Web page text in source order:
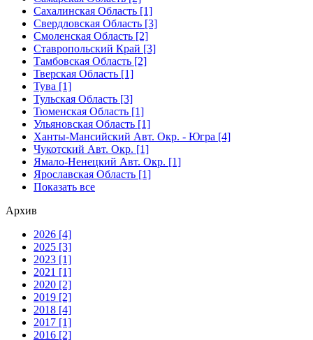
Сахалинская Область [1]
Свердловская Область [3]
Смоленская Область [2]
Ставропольский Край [3]
Тамбовская Область [2]
Тверская Область [1]
Тува [1]
Тульская Область [3]
Тюменская Область [1]
Ульяновская Область [1]
Ханты-Мансийский Авт. Окр. - Югра [4]
Чукотский Авт. Окр. [1]
Ямало-Ненецкий Авт. Окр. [1]
Ярославская Область [1]
Показать все
Архив
2026 [4]
2025 [3]
2023 [1]
2021 [1]
2020 [2]
2019 [2]
2018 [4]
2017 [1]
2016 [2]